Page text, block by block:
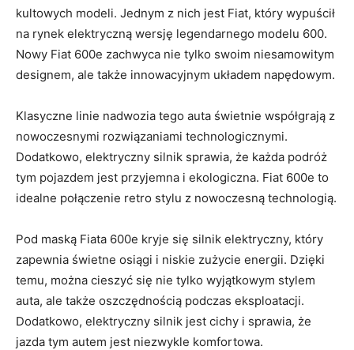
⁣kultowych modeli. Jednym z nich jest Fiat, który wypuścił
na⁤ rynek elektryczną wersję legendarnego modelu 600.
Nowy Fiat ⁢600e zachwyca nie tylko ⁣swoim niesamowitym
designem, ale także innowacyjnym układem napędowym.
Klasyczne linie nadwozia tego auta świetnie współgrają z
nowoczesnymi ⁣rozwiązaniami technologicznymi.
Dodatkowo, elektryczny silnik sprawia, że każda podróż⁢
tym pojazdem jest przyjemna i⁢ ekologiczna. Fiat 600e to
idealne połączenie retro stylu z‍ nowoczesną technologią.
Pod ​maską Fiata 600e kryje⁢ się silnik elektryczny, który
zapewnia świetne osiągi i niskie ⁢zużycie energii. Dzięki
temu,⁢ można cieszyć się nie⁢ tylko‌ wyjątkowym ‍stylem
auta,‌ ale⁤ także oszczędnością podczas eksploatacji.
Dodatkowo, elektryczny silnik ⁢jest cichy i sprawia, że
jazda tym autem jest niezwykle komfortowa.